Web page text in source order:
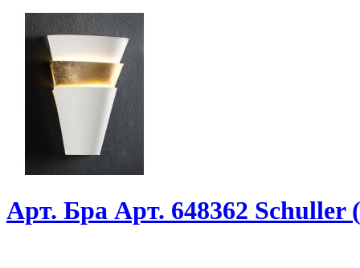
Арт. Бра Арт. 648362 Schuller